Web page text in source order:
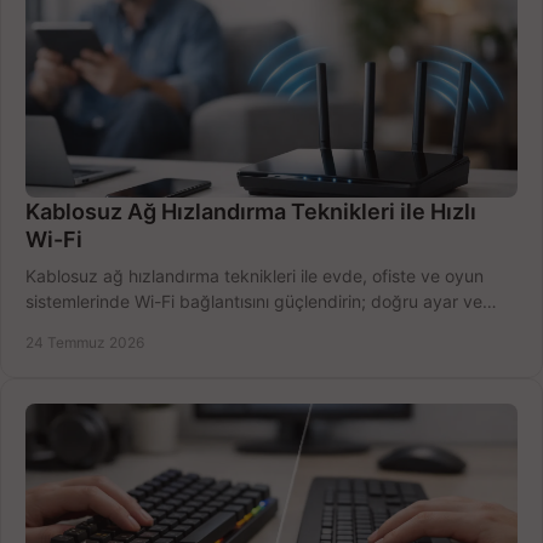
Kablosuz Ağ Hızlandırma Teknikleri ile Hızlı
Wi-Fi
Kablosuz ağ hızlandırma teknikleri ile evde, ofiste ve oyun
sistemlerinde Wi-Fi bağlantısını güçlendirin; doğru ayar ve
24 Temmuz 2026